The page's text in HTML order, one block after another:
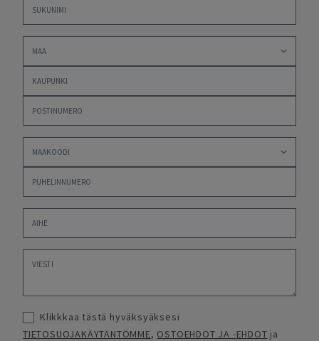
Klikkkaa tästä hyväksyäksesi
TIETOSUOJAKÄYTÄNTÖMME, OSTOEHDOT JA -EHDOT ja